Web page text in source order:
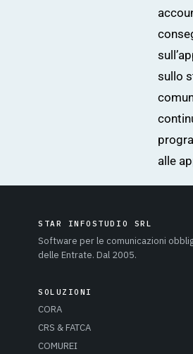
sullo
alle
STAR INFOSTUDIO SRL
Software per le comunicazioni
delle Entrate. Dal 2005.
SOLUZIONI
CORA
CRS & FATCA
COMUREI